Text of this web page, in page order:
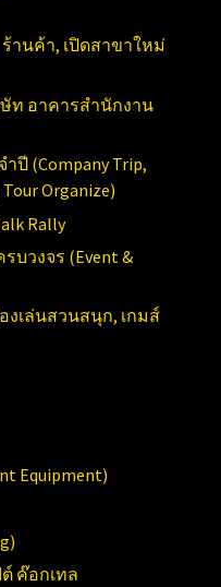
านค้า, เปิดสาขาใหม่
ท อาคารสำนักงาน
ำปี (Company Trip,
Organize)
Rally
บวงจร (Event &
งเล่นสวนสนุก, เกมส์
Equipment)
ค๊อกเทล